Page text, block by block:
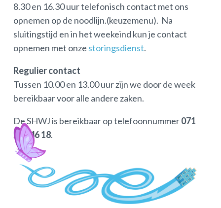
8.30 en 16.30 uur telefonisch contact met ons
opnemen op de noodlijn.(keuzemenu). Na
sluitingstijd en in het weekeind kun je contact
opnemen met onze storingsdienst.
Regulier contact
Tussen 10.00 en 13.00 uur zijn we door de week
bereikbaar voor alle andere zaken.
De SHWJ is bereikbaar op telefoonnummer071
513 46 18.